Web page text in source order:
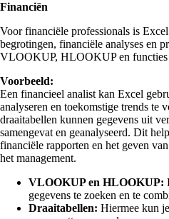
Financiën
Voor financiële professionals is
begrotingen, financiële analyses en
VLOOKUP, HLOOKUP en functies
Voorbeeld:
Een financieel analist kan Excel
analyseren en toekomstige trends te
draaitabellen kunnen gegevens uit
samengevat en geanalyseerd. Dit
financiële rapporten en het geven
het management.
VLOOKUP en HLOOKUP:
gegevens te zoeken en te
Draaitabellen: Hiermee kun